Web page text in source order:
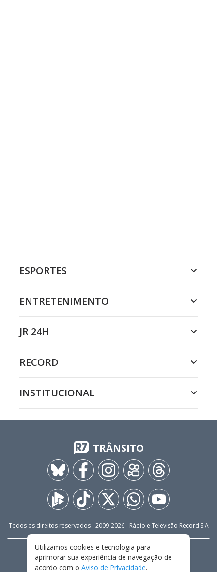
ESPORTES
ENTRETENIMENTO
JR 24H
RECORD
INSTITUCIONAL
TRÂNSITO
Todos os direitos reservados - 2009-2026- Rádio e Televisão Record S.A
FALE CONOSCO
PRIVACIDADE
TERMOS E CONDIÇÕES DE USO
Utilizamos cookies e tecnologia para
aprimorar sua experiência de navegação de
acordo com o Aviso de Privacidade.